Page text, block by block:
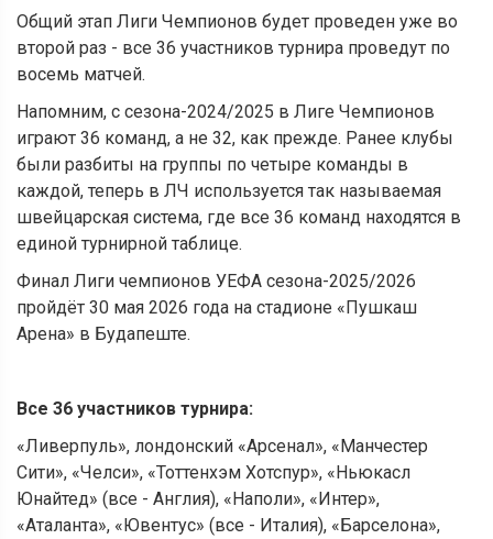
Общий этап Лиги Чемпионов будет проведен уже во
второй раз - все 36 участников турнира проведут по
восемь матчей.
Напомним, с сезона-2024/2025 в Лиге Чемпионов
играют 36 команд, а не 32, как прежде. Ранее клубы
были разбиты на группы по четыре команды в
каждой, теперь в ЛЧ используется так называемая
швейцарская система, где все 36 команд находятся в
единой турнирной таблице.
Финал Лиги чемпионов УЕФА сезона-2025/2026
пройдёт 30 мая 2026 года на стадионе «Пушкаш
Арена» в Будапеште.
Все 36 участников турнира:
«Ливерпуль», лондонский «Арсенал», «Манчестер
Сити», «Челси», «Тоттенхэм Хотспур», «Ньюкасл
Юнайтед» (все - Англия), «Наполи», «Интер»,
«Аталанта», «Ювентус» (все - Италия), «Барселона»,